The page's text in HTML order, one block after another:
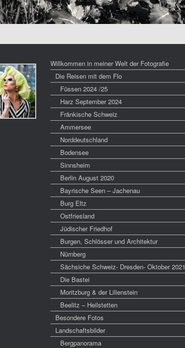
Willkommen in meiner Welt der Fotografie
Die Reisen mit dem Flo
Füssen 2024 /25
Harz September 2024
Fränkische Schweiz
Ammersee
Norddeutschland
Bodensee
Sinnsheim
Berlin August 2020
Bayrische Seen – Jachenau
Burg Eltz
Ostfriesland
Jüdischer Friedhof
Burgen, Schlösser und Architektur
Nürnberg
Sächsiche Schweiz- Dresden- Oktober 2021
Die Bastei
Moritzburg & der Lilienstein
Beelitz – Heilstetten
Besondere Fotos
Landschaftsbilder
Bergpanorama